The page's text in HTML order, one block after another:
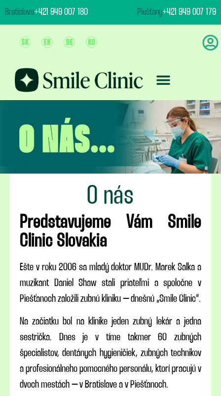
content
Bratislava+421 949 007 180 Piešťany+421 949 007 179
O nás
Predstavujeme Vám Smile
Clinic Slovakia
Ešte v roku 2006 sa mladý doktor MUDr. Marek Salka a
muzikant Daniel Shaw stali priateľmi a spoločne v
Piešťanoch založili zubnú kliniku – dnešnú „Smile Clinic“.
Na začiatku bol na klinike jeden zubný lekár a jedna
sestrička. Dnes je v tíme takmer 60 zubných
špecialistov, dentánych hygieničiek, zubných technikov
a profesionálneho pomocného personálu, ktorí pracujú v
dvoch mestách – v Bratislave a v Piešťanoch.